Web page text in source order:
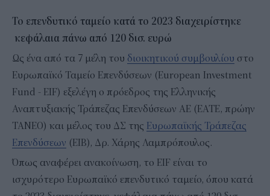
Το επενδυτικό ταμείο κατά το 2023 διαχειρίστηκε
κεφάλαια πάνω από 120 δισ. ευρώ
Ως ένα από τα 7 μέλη του διοικητικού συμβουλίου στο
Ευρωπαϊκό Ταμείο Επενδύσεων (European Investment
Fund - EIF) εξελέγη ο πρόεδρος της Ελληνικής
Αναπτυξιακής Τράπεζας Επενδύσεων ΑΕ (ΕΑΤΕ, πρώην
ΤΑΝΕΟ) και μέλος του ΔΣ της Ευρωπαϊκής Τράπεζας
Επενδύσεων (EIB), Δρ. Χάρης Λαμπρόπουλος.
Όπως αναφέρει ανακοίνωση, το EIF είναι το
ισχυρότερο Ευρωπαϊκό επενδυτικό ταμείο, όπου κατά